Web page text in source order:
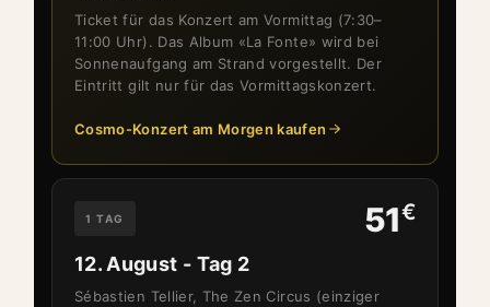
Ticket für das Konzert am Vormittag (7:30–
11:00 Uhr). Das Album «La Fonte» wird bei
Sonnenaufgang am Strand vorgestellt. Der
Eintritt gilt nur für das Vormittagskonzert.
Cosmo-Konzert am Morgen kaufen
1 TAG 51€
12. August - Tag 2
Sébastien Tellier, The Zen Circus (einziger